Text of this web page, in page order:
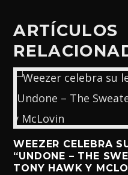
ARTÍCULOS
WEEZER CELEBRA
“UNDONE – THE
TONY HAWK Y